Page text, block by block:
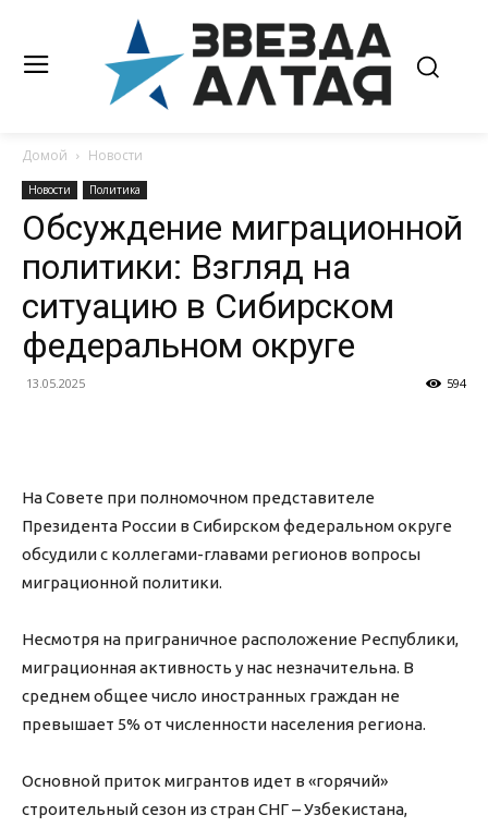
Домой Новости
Новости Политика
Обсуждение миграционной
политики: Взгляд на
ситуацию в Сибирском
федеральном округе
13.05.2025 594
На Совете при полномочном представителе
Президента России в Сибирском федеральном округе
обсудили с коллегами-главами регионов вопросы
миграционной политики.
Несмотря на приграничное расположение Республики,
миграционная активность у нас незначительна. В
среднем общее число иностранных граждан не
превышает 5% от численности населения региона.
Основной приток мигрантов идет в «горячий»
строительный сезон из стран СНГ – Узбекистана,